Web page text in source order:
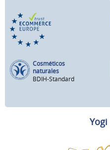
Cosméticos
naturales
BDIH-Standard
Yogi